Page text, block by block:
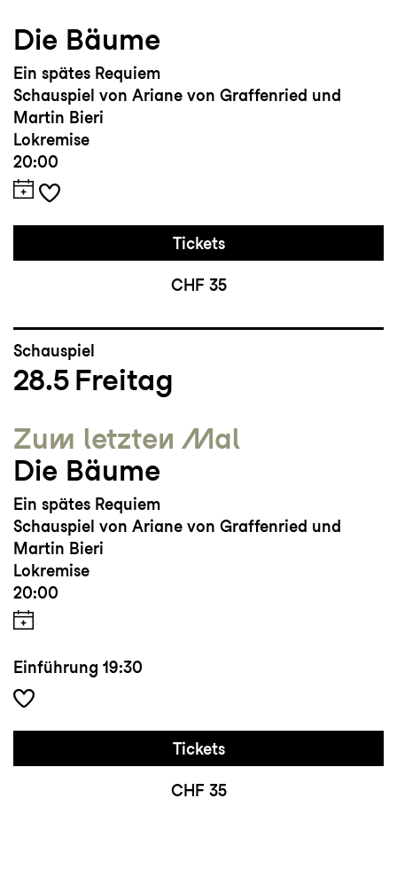
Die Bäume
Ein spätes Requiem
Schauspiel von Ariane von Graffenried und
Martin Bieri
Lokremise
20:00
Tickets
CHF 35
Schauspiel
28.5 Freitag
Zum letzten Mal
Die Bäume
Ein spätes Requiem
Schauspiel von Ariane von Graffenried und
Martin Bieri
Lokremise
20:00
Einführung 19:30
Tickets
CHF 35